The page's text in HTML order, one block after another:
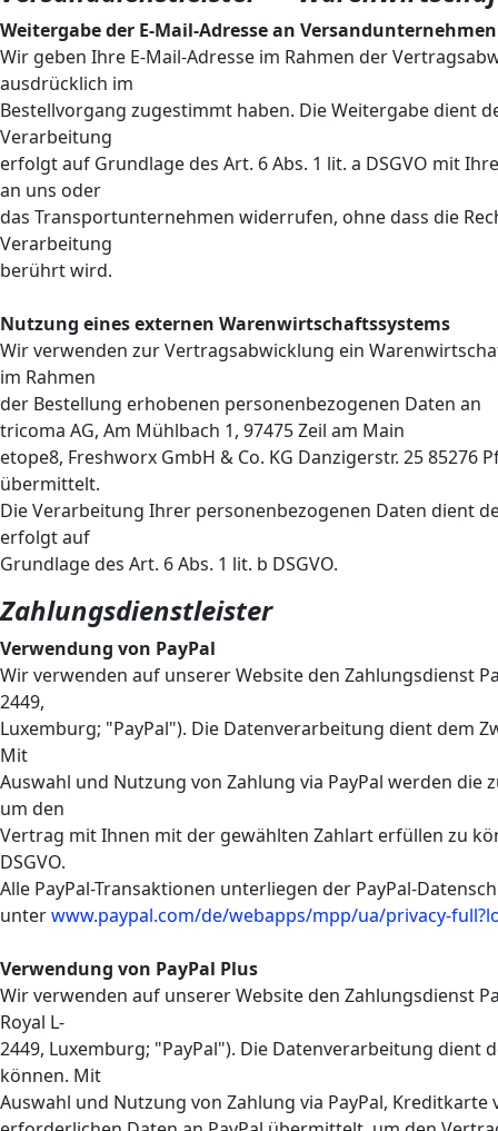
Weitergabe der E-Mail-Adresse an
Wir geben Ihre E-Mail-Adresse im Rahmen der
ausdrücklich im
Bestellvorgang zugestimmt haben. Die Weitergabe dient
Verarbeitung
erfolgt auf Grundlage des Art. 6 Abs. 1 lit. a DSGVO mit
an uns oder
das Transportunternehmen widerrufen, ohne dass die
Verarbeitung
berührt wird.
Nutzung eines externen Warenwirtschaftssystems
Wir verwenden zur Vertragsabwicklung ein
im Rahmen
der Bestellung erhobenen personenbezogenen Daten an
tricoma AG, Am Mühlbach 1, 97475 Zeil am Main
etope8, Freshworx GmbH & Co. KG Danzigerstr. 25 85276
übermittelt.
Die Verarbeitung Ihrer personenbezogenen Daten dient
erfolgt auf
Grundlage des Art. 6 Abs. 1 lit. b DSGVO.
Zahlungsdienstleister
Verwendung von PayPal
Wir verwenden auf unserer Website den Zahlungsdienst
2449,
Luxemburg; "PayPal"). Die Datenverarbeitung dient dem
Mit
Auswahl und Nutzung von Zahlung via PayPal werden
um den
Vertrag mit Ihnen mit der gewählten Zahlart erfüllen zu
DSGVO.
Alle PayPal-Transaktionen unterliegen der PayPal-
unterwww.paypal.com/de/webapps/mpp/ua/privacy-
Verwendung von PayPal Plus
Wir verwenden auf unserer Website den Zahlungsdienst
Royal L-
2449, Luxemburg; "PayPal"). Die Datenverarbeitung
können. Mit
Auswahl und Nutzung von Zahlung via PayPal,